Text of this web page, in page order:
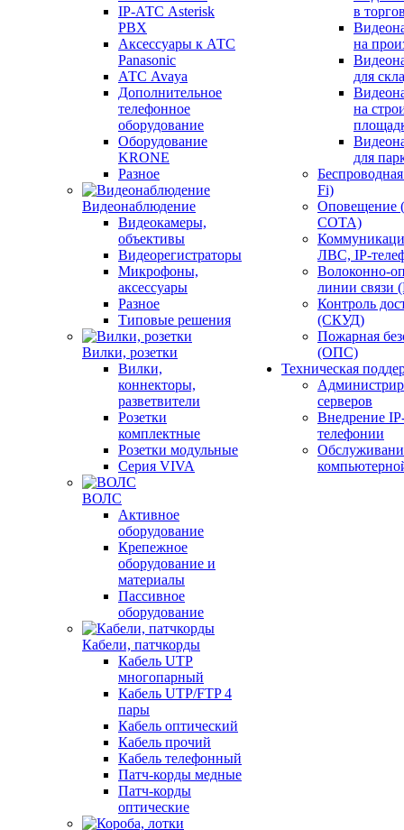
IP-АТС Asterisk
PBX
Аксессуары к АТС
Panasonic
АТС Avaya
Дополнительное
телефонное
оборудование
Оборудование
KRONE
Разное
Видеонаблюдение
Видеокамеры,
объективы
Видеорегистраторы
Микрофоны,
аксессуары
Разное
Типовые решения
Вилки, розетки
Вилки,
коннекторы,
разветвители
Розетки
комплектные
Розетки модульные
Серия VIVA
ВОЛС
Активное
оборудование
Крепежное
оборудование и
материалы
Пассивное
оборудование
Кабели, патчкорды
Кабель UTP
многопарный
Кабель UTP/FTP 4
пары
Кабель оптический
Кабель прочий
Кабель телефонный
Патч-корды медные
Патч-корды
оптические
в
на
для
на
для
Fi)
СОТА)
ЛВС, IP-
Волоконно-
линии
Контроль
(СКУД)
Пожарная
(ОПС)
Техническая
серверов
Внедрение
телефонии